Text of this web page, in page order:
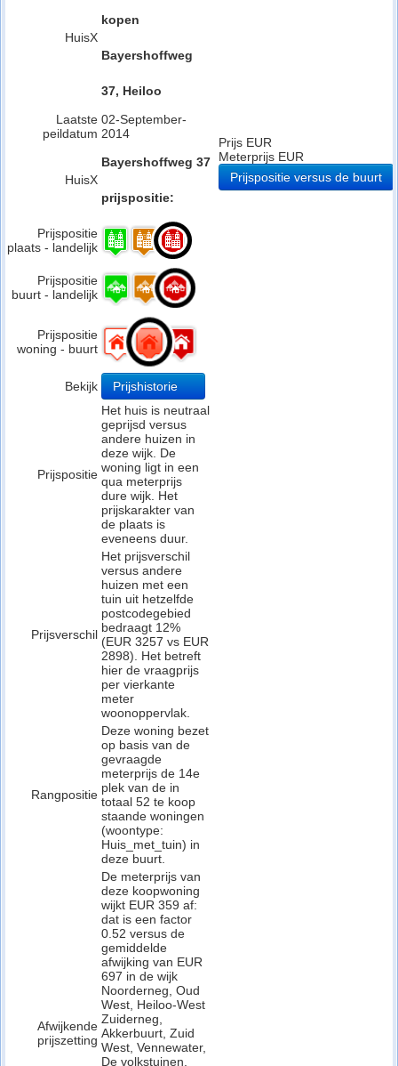
HuisX
kopen
Bayershoffweg
37, Heiloo
Laatste
peildatum
02-September-
2014
HuisX
Bayershoffweg 37
prijspositie:
Prijspositie
plaats - landelijk
Prijspositie
buurt - landelijk
Prijspositie
woning - buurt
Bekijk Prijshistorie
Prijspositie
Het huis is neutraal
geprijsd versus
andere huizen in
deze wijk. De
woning ligt in een
qua meterprijs
dure wijk. Het
prijskarakter van
de plaats is
eveneens duur.
Prijsverschil
Het prijsverschil
versus andere
huizen met een
tuin uit hetzelfde
postcodegebied
bedraagt 12%
(EUR 3257 vs EUR
2898). Het betreft
hier de vraagprijs
per vierkante
meter
woonoppervlak.
Rangpositie
Deze woning bezet
op basis van de
gevraagde
meterprijs de 14e
plek van de in
totaal 52 te koop
staande woningen
(woontype:
Huis_met_tuin) in
deze buurt.
Afwijkende
prijszetting
De meterprijs van
deze koopwoning
wijkt EUR 359 af:
dat is een factor
0.52 versus de
gemiddelde
afwijking van EUR
697 in de wijk
Noorderneg, Oud
West, Heiloo-West
Zuiderneg,
Akkerbuurt, Zuid
West, Vennewater,
De volkstuinen.
Prijs EUR
Meterprijs EUR
Prijspositie versus de buurt